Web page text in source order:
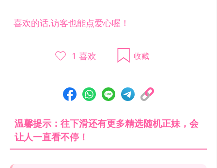
喜欢的话,访客也能点爱心喔！
1 喜欢 收藏
温馨提示：往下滑还有更多精选随机正妹，会
让人一直看不停！